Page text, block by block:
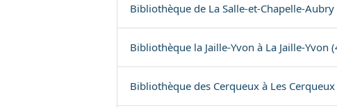
Bibliothèque de La Salle-et-Chapelle-
Bibliothèque la Jaille-Yvon à La Jaille-Yvon
Bibliothèque des Cerqueux à Les